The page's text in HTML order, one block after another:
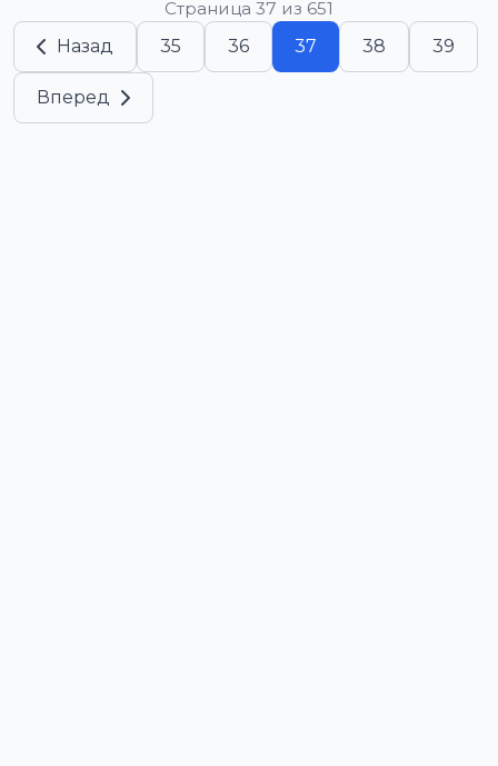
Страница 37 из 651
Назад
35 36 37 38 39
Вперед